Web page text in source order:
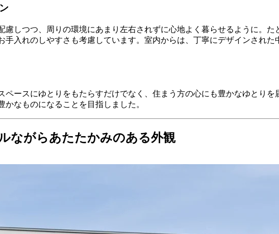
慮しつつ、周りの環境にあまり左右されずに心地よく暮らせるように。
手入れのしやすさも考慮しています。室内からは、丁寧にデザインされ
ペースにゆとりをもたらすだけでなく、住まう方の心にも豊かなゆとり
なものになることを目指しました。
ながらあたたかみのある外観
。アクセントに取り入れられた節の多いウッドパネルが、自然ならでは